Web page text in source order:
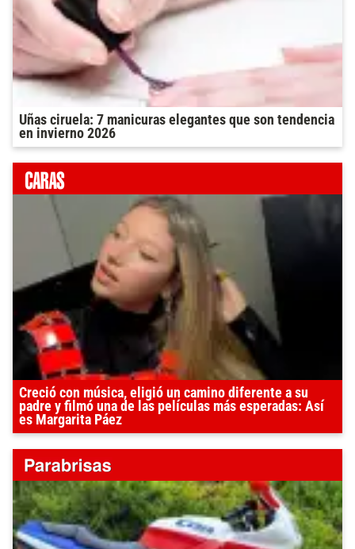
Uñas ciruela: 7 manicuras elegantes que son tendencia
en invierno 2026
Creció con música, eligió un camino diferente a su
padre y filmó una de las películas más esperadas: Así
es Margarita Páez